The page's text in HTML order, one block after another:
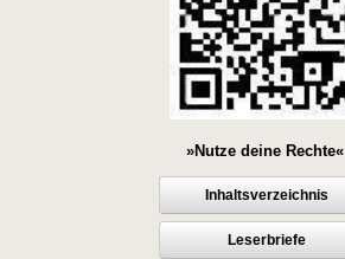
»Nutze deine Rechte«
Inhaltsverzeichnis
Leserbriefe